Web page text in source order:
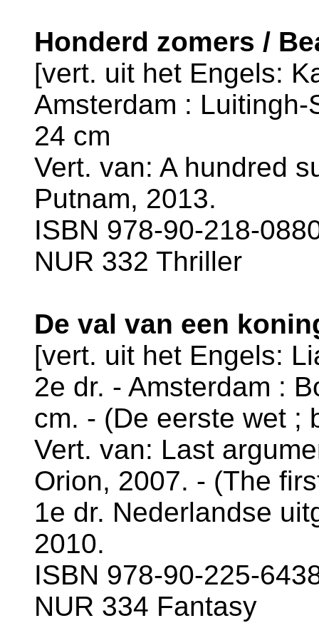
Honderd zomers /
[vert. uit het Engels:
Amsterdam :
24 cm
Vert. van: A hundred
Putnam, 2013.
ISBN 978-90-218-
NUR 332 Thriller
De val van een
[vert. uit het Engels:
2e dr. - Amsterdam :
cm. - (De eerste wet ;
Vert. van: Last
Orion, 2007. - (The
1e dr. Nederlandse
2010.
ISBN 978-90-225-
NUR 334 Fantasy